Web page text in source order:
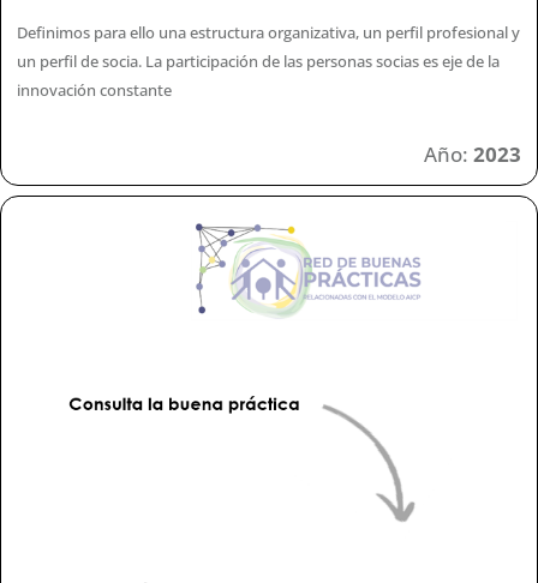
Definimos para ello una estructura organizativa, un perfil profesional y
un perfil de socia. La participación de las personas socias es eje de la
innovación constante
Año: 2023